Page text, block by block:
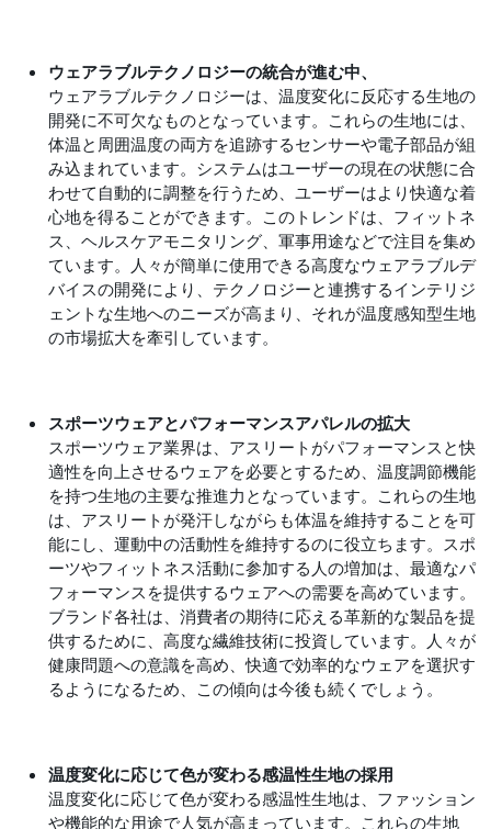
ウェアラブルテクノロジーの統合が進む中、
ウェアラブルテクノロジーは、温度変化に反応する生地の
開発に不可欠なものとなっています。これらの生地には、
体温と周囲温度の両方を追跡するセンサーや電子部品が組
み込まれています。システムはユーザーの現在の状態に合
わせて自動的に調整を行うため、ユーザーはより快適な着
心地を得ることができます。このトレンドは、フィットネ
ス、ヘルスケアモニタリング、軍事用途などで注目を集め
ています。人々が簡単に使用できる高度なウェアラブルデ
バイスの開発により、テクノロジーと連携するインテリジ
ェントな生地へのニーズが高まり、それが温度感知型生地
の市場拡大を牽引しています。
スポーツウェアとパフォーマンスアパレルの拡大
スポーツウェア業界は、アスリートがパフォーマンスと快
適性を向上させるウェアを必要とするため、温度調節機能
を持つ生地の主要な推進力となっています。これらの生地
は、アスリートが発汗しながらも体温を維持することを可
能にし、運動中の活動性を維持するのに役立ちます。スポ
ーツやフィットネス活動に参加する人の増加は、最適なパ
フォーマンスを提供するウェアへの需要を高めています。
ブランド各社は、消費者の期待に応える革新的な製品を提
供するために、高度な繊維技術に投資しています。人々が
健康問題への意識を高め、快適で効率的なウェアを選択す
るようになるため、この傾向は今後も続くでしょう。
温度変化に応じて色が変わる感温性生地の採用
温度変化に応じて色が変わる感温性生地は、ファッション
や機能的な用途で人気が高まっています。これらの生地